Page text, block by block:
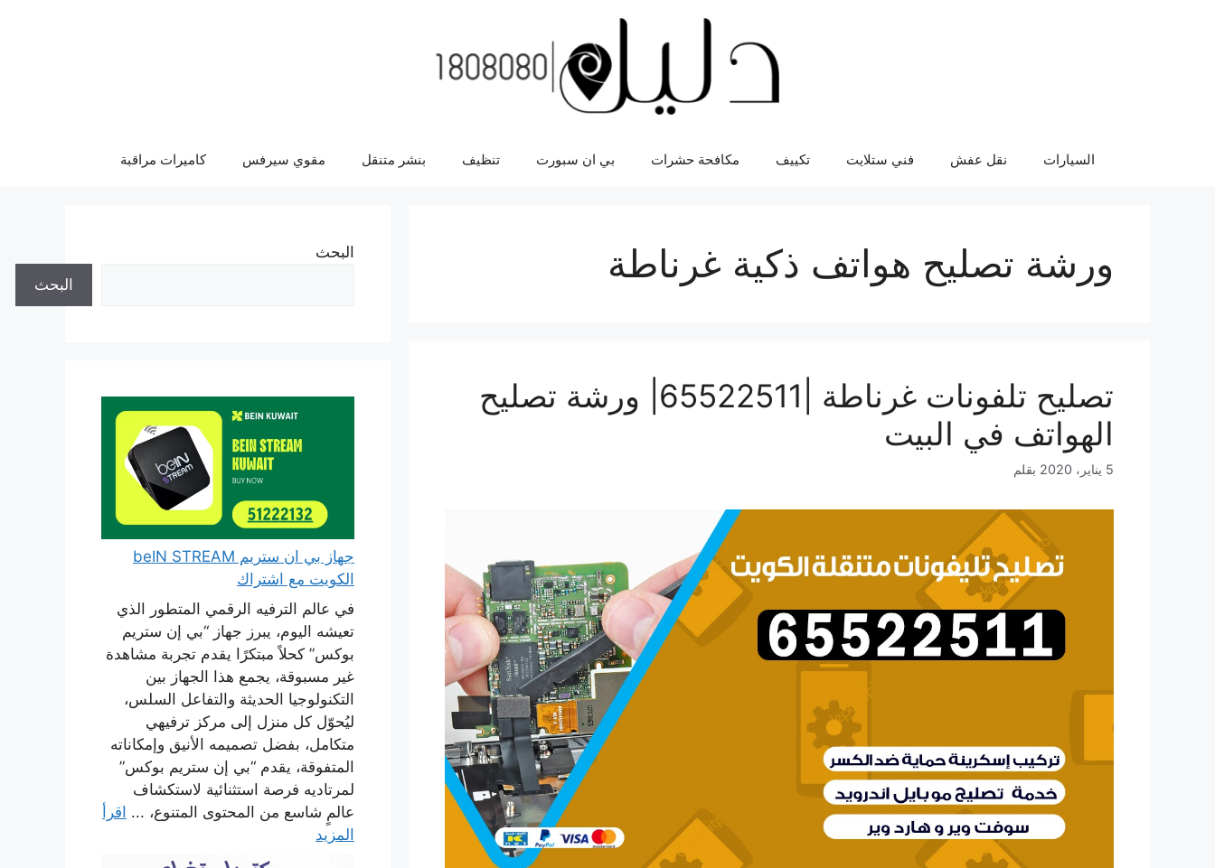
السيارات نقل عفش فني ستلايت تكييف مكافحة حشرات بي ان سبورت تنظيف بنشر متنقل مقوي سيرفس كاميرات مراقبة
ورشة تصليح هواتف ذكية غرناطة
تصليح تلفونات غرناطة |65522511| ورشة تصليح
الهواتف في البيت
5 يناير، 2020 بقلم
البحث
البحث
جهاز بي ان ستريم beIN STREAM
الكويت مع اشتراك
في عالم الترفيه الرقمي المتطور الذي
تعيشه اليوم، يبرز جهاز “بي إن ستريم
بوكس” كحلاً مبتكرًا يقدم تجربة مشاهدة
غير مسبوقة، يجمع هذا الجهاز بين
التكنولوجيا الحديثة والتفاعل السلس،
ليُحوّل كل منزل إلى مركز ترفيهي
متكامل، بفضل تصميمه الأنيق وإمكاناته
المتفوقة، يقدم “بي إن ستريم بوكس”
لمرتاديه فرصة استثنائية لاستكشاف
عالمٍ شاسع من المحتوى المتنوع، ... اقرأ
المزيد